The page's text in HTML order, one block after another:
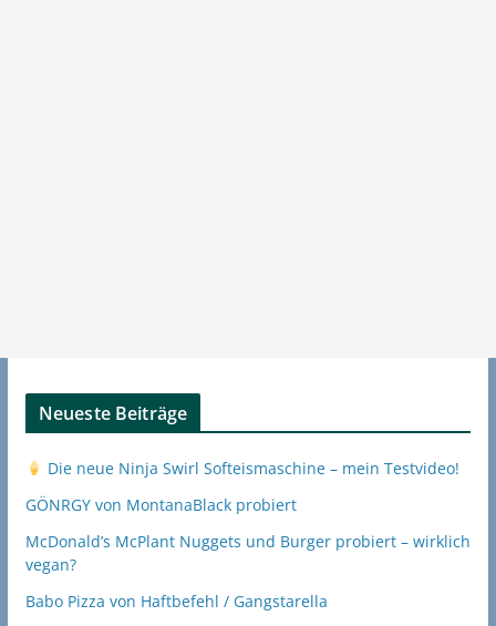
Neueste Beiträge
Die neue Ninja Swirl Softeismaschine – mein Testvideo!
GÖNRGY von MontanaBlack probiert
McDonald’s McPlant Nuggets und Burger probiert – wirklich
vegan?
Babo Pizza von Haftbefehl / Gangstarella